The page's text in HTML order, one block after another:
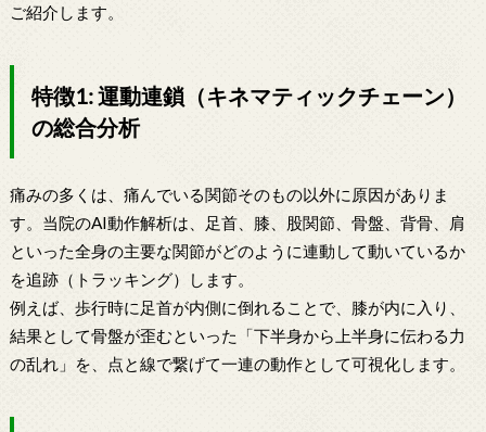
ご紹介します。
特徴1: 運動連鎖（キネマティックチェーン）
の総合分析
痛みの多くは、痛んでいる関節そのもの以外に原因がありま
す。当院のAI動作解析は、足首、膝、股関節、骨盤、背骨、肩
といった全身の主要な関節がどのように連動して動いているか
を追跡（トラッキング）します。
例えば、歩行時に足首が内側に倒れることで、膝が内に入り、
結果として骨盤が歪むといった「下半身から上半身に伝わる力
の乱れ」を、点と線で繋げて一連の動作として可視化します。